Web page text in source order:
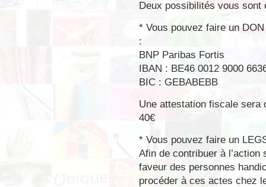
Deux possibilités vous sont
* Vous pouvez faire un
:
BNP Paribas Fortis
IBAN : BE46 0012 9000
BIC : GEBABEBB
Une attestation fiscale sera
40€
* Vous pouvez faire un
Afin de contribuer à l’action
faveur des personnes
procéder à ces actes chez